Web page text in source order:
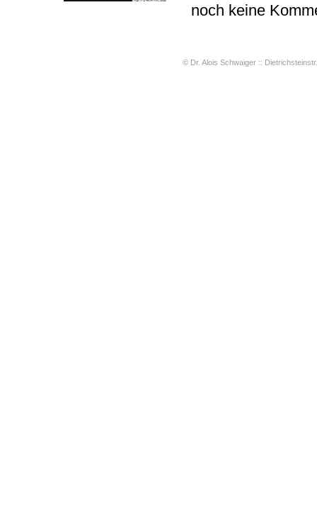
noch keine
© Dr. Alois Schwaiger ::